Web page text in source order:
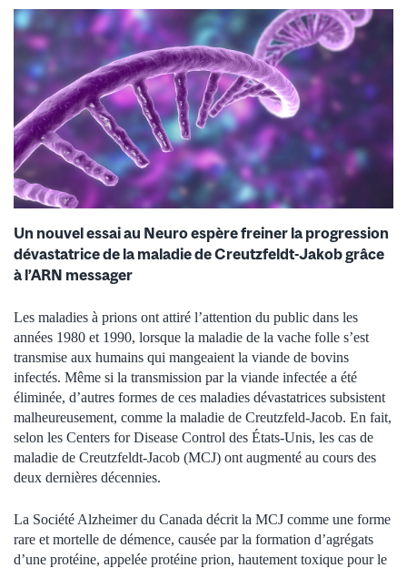
Un nouvel essai au Neuro espère freiner la progression
dévastatrice de la maladie de Creutzfeldt-Jakob grâce
à l’ARN messager
Les maladies à prions ont attiré l’attention du public dans les
années 1980 et 1990, lorsque la maladie de la vache folle s’est
transmise aux humains qui mangeaient la viande de bovins
infectés. Même si la transmission par la viande infectée a été
éliminée, d’autres formes de ces maladies dévastatrices subsistent
malheureusement, comme la maladie de Creutzfeld-Jacob. En fait,
selon les Centers for Disease Control des États-Unis, les cas de
maladie de Creutzfeldt-Jacob (MCJ) ont augmenté au cours des
deux dernières décennies.
La Société Alzheimer du Canada décrit la MCJ comme une forme
rare et mortelle de démence, causée par la formation d’agrégats
d’une protéine, appelée protéine prion, hautement toxique pour le